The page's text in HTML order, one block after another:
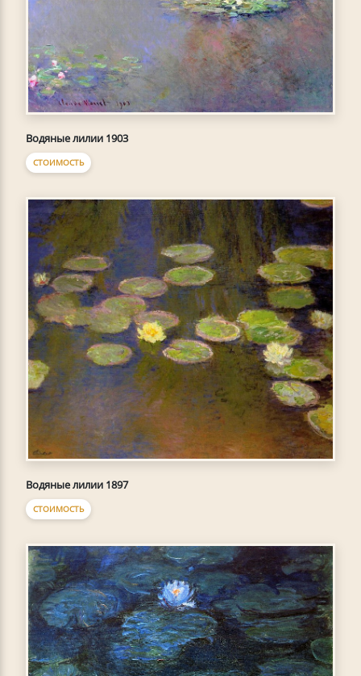
Водяные лилии 1903
СТОИМОСТЬ
Водяные лилии 1897
СТОИМОСТЬ